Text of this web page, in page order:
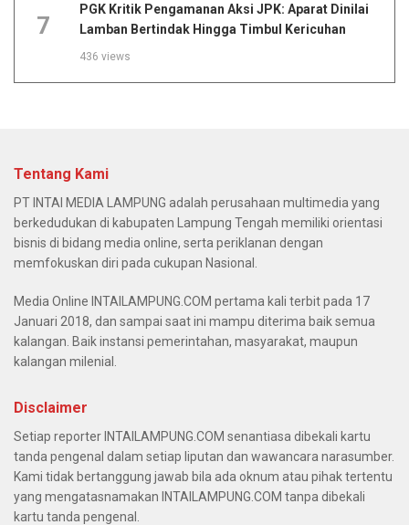
7
PGK Kritik Pengamanan Aksi JPK: Aparat Dinilai
Lamban Bertindak Hingga Timbul Kericuhan
436 views
Tentang Kami
PT INTAI MEDIA LAMPUNG adalah perusahaan multimedia yang
berkedudukan di kabupaten Lampung Tengah memiliki orientasi
bisnis di bidang media online, serta periklanan dengan
memfokuskan diri pada cukupan Nasional.
Media Online INTAILAMPUNG.COM pertama kali terbit pada 17
Januari 2018, dan sampai saat ini mampu diterima baik semua
kalangan. Baik instansi pemerintahan, masyarakat, maupun
kalangan milenial.
Disclaimer
Setiap reporter INTAILAMPUNG.COM senantiasa dibekali kartu
tanda pengenal dalam setiap liputan dan wawancara narasumber.
Kami tidak bertanggung jawab bila ada oknum atau pihak tertentu
yang mengatasnamakan INTAILAMPUNG.COM tanpa dibekali
kartu tanda pengenal.